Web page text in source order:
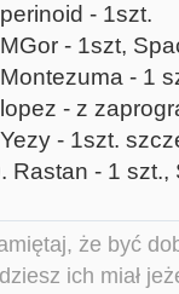
- 1szt.
- 1szt,
- 1
- z
- 1szt.
Rastan - 1 szt.,
że być
ich miał